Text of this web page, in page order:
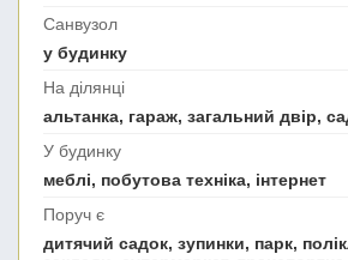
Санвузол
у будинку
На ділянці
альтанка, гараж, загальний двір,
У будинку
меблі, побутова техніка, інтернет
Поруч є
дитячий садок, зупинки, парк,